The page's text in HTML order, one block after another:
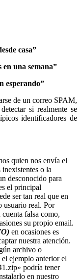
casa”
una semana”
esperando”
de un correo SPAM,
si realmente se
identificadores de
quien nos envía el
inexistentes o la
desconocido para
el principal
ser tan real que en
usuario real. Por
falsa como,
su propio email.
en ocasiones es
nuestra atención.
archivo o
ejemplo anterior el
podría tener
en nuestro